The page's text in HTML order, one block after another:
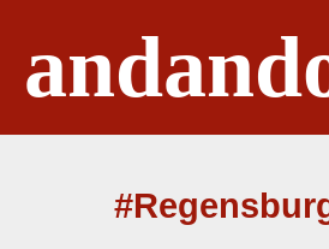
springen